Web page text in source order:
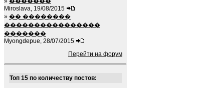
Miroslava, 19/08/2015
» �� ��������
����������������
�������
Myongdepue, 28/07/2015
Перейти на форум
Топ 15 по количеству постов: